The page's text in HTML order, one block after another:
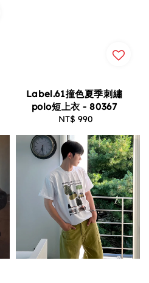
Label.61撞色夏季刺繡
polo短上衣 - 80367
Regular
NT$ 990